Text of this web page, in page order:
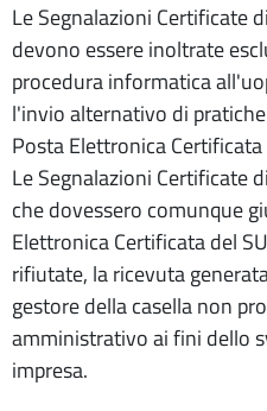
Le Segnalazioni Certificate
devono essere inoltrate
procedura informatica
l'invio alternativo di
Posta Elettronica
Le Segnalazioni Certificate
che dovessero comunque
Elettronica Certificata del
rifiutate, la ricevuta
gestore della casella non
amministrativo ai fini dello
impresa.